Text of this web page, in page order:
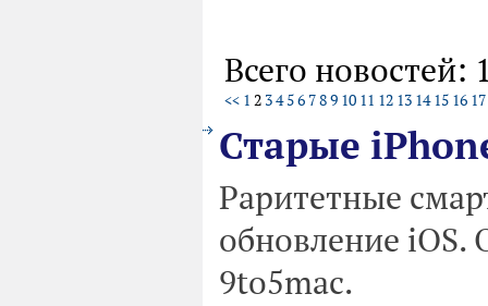
Всего новостей:
<< 1 2 34 56 789 10 11 12 13 14 15 16 17
Старые
Раритетные
обновление iOS.
9to5mac.